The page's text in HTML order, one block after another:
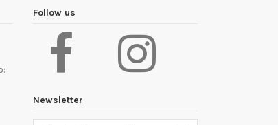
Follow us
Newsletter